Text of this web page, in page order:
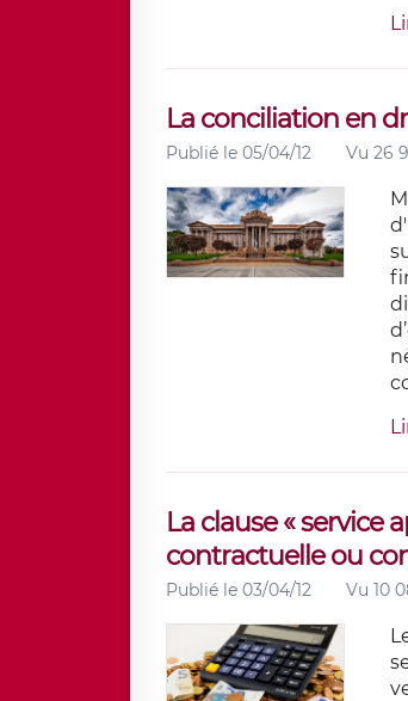
La conciliation en
Publié le 05/04/12 Vu 26
La clause « service
contractuelle ou
Publié le 03/04/12 Vu 10